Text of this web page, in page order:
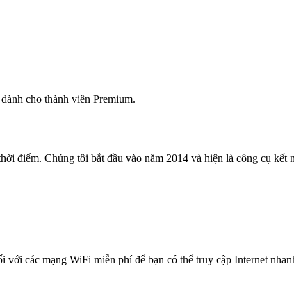
cho thành viên Premium.
điểm. Chúng tôi bắt đầu vào năm 2014 và hiện là công cụ kết
các mạng WiFi miễn phí để bạn có thể truy cập Internet